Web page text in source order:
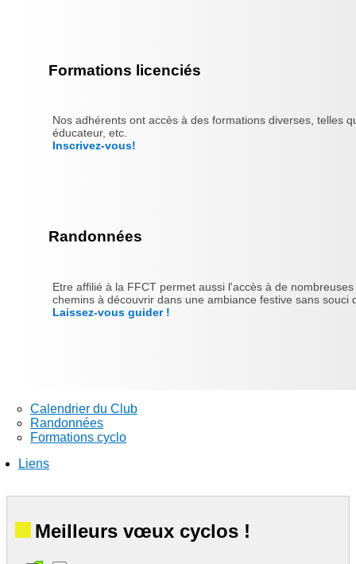
Formations licenciés
Nos adhérents ont accès à des formations diverses, telles
éducateur, etc.
Inscrivez-vous!
Randonnées
Etre affilié à la FFCT permet aussi l'accès à de
chemins à découvrir dans une ambiance festive sans souci
Laissez-vous guider !
Calendrier du Club
Randonnées
Formations cyclo
Liens
Meilleurs vœux cyclos !